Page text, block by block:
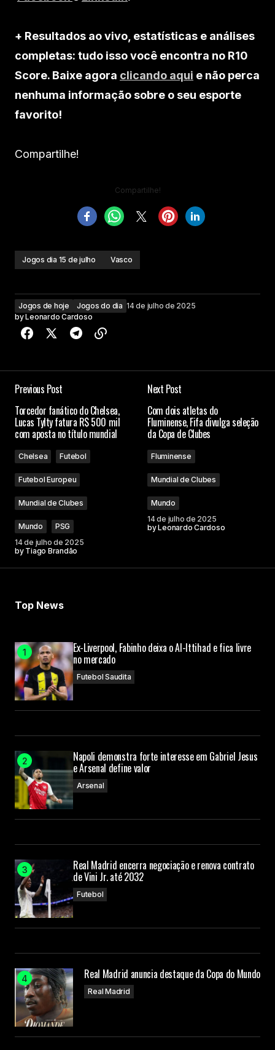
+ Resultados ao vivo, estatísticas e análises
completas: tudo isso você encontra no R10
Score. Baixe agora clicando aqui e não perca
nenhuma informação sobre o seu esporte
favorito!
Compartilhe!
Compartilhe!
Jogos dia 15 de julho Vasco
Jogos de hoje Jogos do dia 14 de julho de 2025
byLeonardo Cardoso
Previous Post
Torcedor fanático do Chelsea,
Lucas Tylty fatura R$ 500 mil
com aposta no título mundial
Chelsea Futebol
Futebol Europeu
Mundial de Clubes
Mundo
PSG
14 de julho de 2025
by Tiago Brandão
Next Post
Com dois atletas do
Fluminense, Fifa divulga seleção
da Copa de Clubes
Fluminense
Mundial de Clubes
Mundo
14 de julho de 2025
byLeonardo Cardoso
Top News
Ex-Liverpool, Fabinho deixa o Al-Ittihad e fica livre
no mercado
Futebol Saudita
Napoli demonstra forte interesse em Gabriel Jesus
e Arsenal define valor
Arsenal
Real Madrid encerra negociação e renova contrato
de Vini Jr. até 2032
Futebol
Real Madrid anuncia destaque da Copa do Mundo
Real Madrid